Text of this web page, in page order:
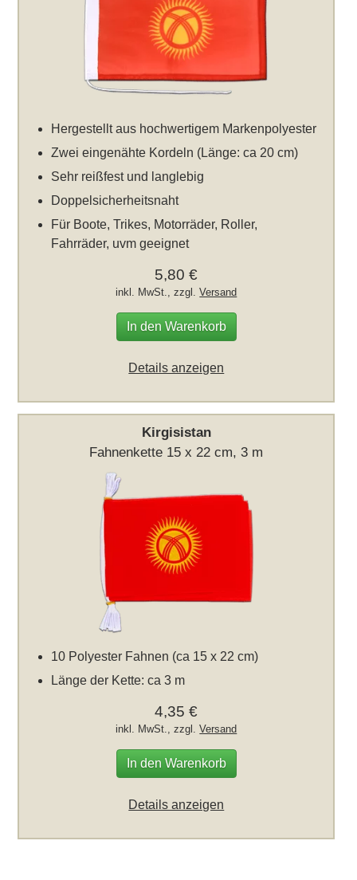
Hergestellt aus hochwertigem Markenpolyester
Zwei eingenähte Kordeln (Länge: ca 20 cm)
Sehr reißfest und langlebig
Doppelsicherheitsnaht
Für Boote, Trikes, Motorräder, Roller,
Fahrräder, uvm geeignet
5,80 €
inkl. MwSt., zzgl.Versand
In den Warenkorb
Details anzeigen
Kirgisistan
Fahnenkette 15 x 22 cm, 3 m
10 Polyester Fahnen (ca 15 x 22 cm)
Länge der Kette: ca 3 m
4,35 €
inkl. MwSt., zzgl.Versand
In den Warenkorb
Details anzeigen